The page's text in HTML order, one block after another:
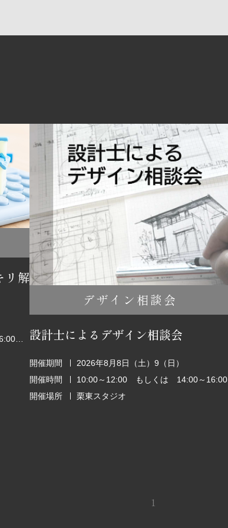
リ解
デザイン相談会
設計士によるデザイン相談会
開催期間
2026年8月8日（土）9（日）
開催時間
10:00～12:00 もしくは 14:00～16:00
開催場所
栗東スタジオ
1